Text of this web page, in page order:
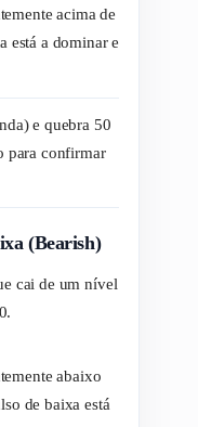
acima de
está a dominar e
e quebra 50
para confirmar
(Bearish)
cai de um nível
abaixo
de baixa está